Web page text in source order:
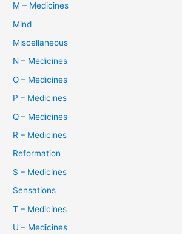
M – Medicines
Mind
Miscellaneous
N – Medicines
O – Medicines
P – Medicines
Q – Medicines
R – Medicines
Reformation
S – Medicines
Sensations
T – Medicines
U – Medicines